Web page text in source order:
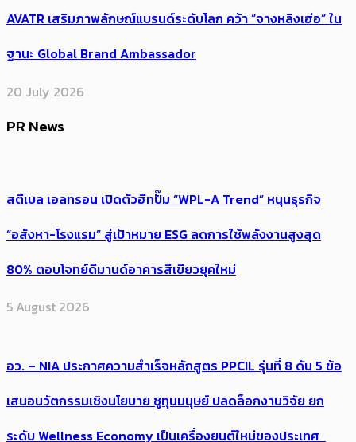
AVATR เสริมภาพลักษณ์แบรนด์ระดับโลก คว้า “จางหลิงเฮ่อ” ใน
ฐานะ Global Brand Ambassador
20 July 2026
PR News
สตีเบล เอลทรอน เปิดตัวฮีทปั๊ม “WPL-A Trend” หนุนธุรกิจ
“อสังหา-โรงแรม” สู่เป้าหมาย ESG ลดการใช้พลังงานสูงสุด
80% ตอบโจทย์ดีมานด์อาคารสีเขียวยุคใหม่
5 August 2026
อว. – NIA ประกาศความสำเร็จหลักสูตร PPCIL รุ่นที่ 8 ดัน 5 ข้อ
เสนอนวัตกรรมเชิงนโยบาย ชูทุนมนุษย์ ปลดล็อกงานวิจัย ยก
ระดับ Wellness Economy เป็นเครื่องยนต์ใหม่ของประเทศ